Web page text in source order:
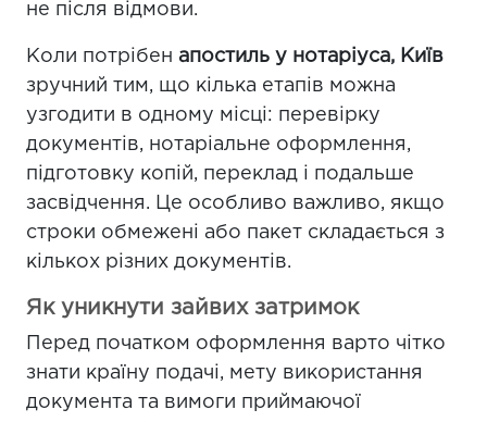
не після відмови.
Коли потрібен апостиль у нотаріуса, Київ
зручний тим, що кілька етапів можна
узгодити в одному місці: перевірку
документів, нотаріальне оформлення,
підготовку копій, переклад і подальше
засвідчення. Це особливо важливо, якщо
строки обмежені або пакет складається з
кількох різних документів.
Як уникнути зайвих затримок
Перед початком оформлення варто чітко
знати країну подачі, мету використання
документа та вимоги приймаючої